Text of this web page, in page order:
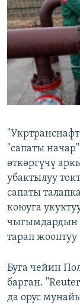
ЭЖЕ-СИҢДИЛЕР
АЗАТТЫК+
ЫҢГАЙСЫЗ
ОНЛАЙН ШЕРИНЕ
ЭЕ/АРнун
"сапаты
өткөргүчү
убактылуу
сапаты
коюуга
чыгымдардын
тарап
Буга чейин
барган.
да орус